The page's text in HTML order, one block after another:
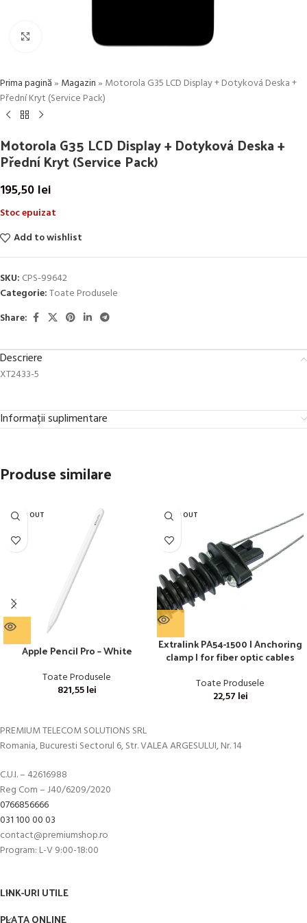
Click to enlarge
Prima pagină» Magazin» Motorola G35 LCD Display + Dotyková Deska +
Přední Kryt (Service Pack)
Motorola G35 LCD Display + Dotyková Deska +
Přední Kryt (Service Pack)
195,50 lei
Stoc epuizat
Add to wishlist
SKU: CPS-99642
Categorie:Toate Produsele
Share:
Descriere
XT2433-5
Informații suplimentare
Produse similare
SOLD OUT
Apple Pencil Pro – White
Toate Produsele
821,55lei
SOLD OUT
Extralink PA54-1500 | Anchoring
clamp | for fiber optic cables
Toate Produsele
22,57 lei
PREMIUM TELECOM SOLUTIONS SRL
Romania, Bucuresti Sectorul 6, Str. VALEA ARGESULUI, Nr. 14
C.U.I. – 42616988
Reg Com – J40/6209/2020
0766856666
031 100 00 03
contact@premiumshop.ro
Program: L-V 9:00-18:00
LINK-URI UTILE
PLATA ONLINE